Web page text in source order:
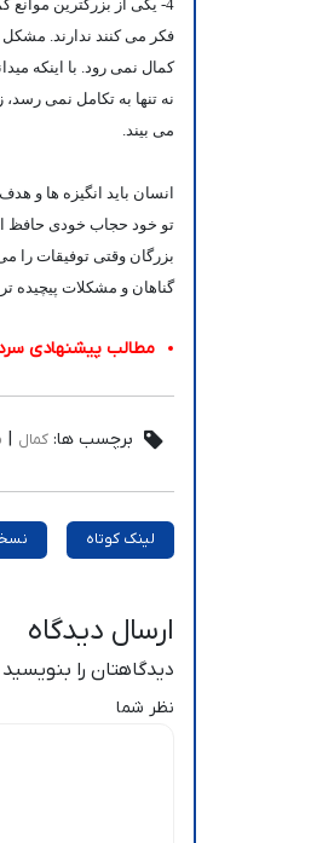
4- یکی از بزرگترین موانع کمال خودفریبی است:
فکر می کنند ندارند.
کمال نمی رود. با اینکه
نه تنها به تکامل نمی
می بیند.
انسان باید انگیزه ها و
تو خود حجاب خودی حافظ
بزرگان وقتی توفیقات را
گناهان و مشکلات پیچیده
مطالب پیشنهادی
برچسب ها: کمال |
لینک کوتاه
ارسال دیدگاه
دیدگاهتان را بنویسید
نظر شما